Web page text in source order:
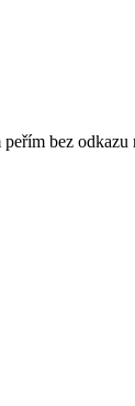
bez odkazu